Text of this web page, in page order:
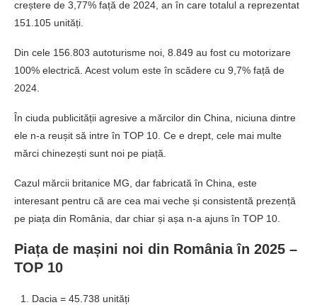
creștere de 3,77% față de 2024, an în care totalul a reprezentat
151.105 unități.
Din cele 156.803 autoturisme noi, 8.849 au fost cu motorizare
100% electrică. Acest volum este în scădere cu 9,7% față de
2024.
În ciuda publicității agresive a mărcilor din China, niciuna dintre
ele n-a reușit să intre în TOP 10. Ce e drept, cele mai multe
mărci chinezești sunt noi pe piață.
Cazul mărcii britanice MG, dar fabricată în China, este
interesant pentru că are cea mai veche și consistentă prezență
pe piața din România, dar chiar și așa n-a ajuns în TOP 10.
Piața de mașini noi din România în 2025 –
TOP 10
Dacia = 45.738 unități